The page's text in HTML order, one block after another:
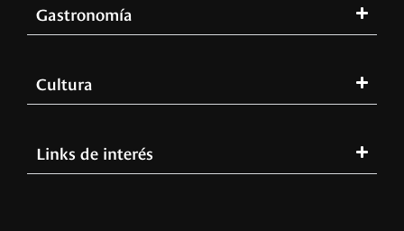
Gastronomía
Cultura
Links de interés